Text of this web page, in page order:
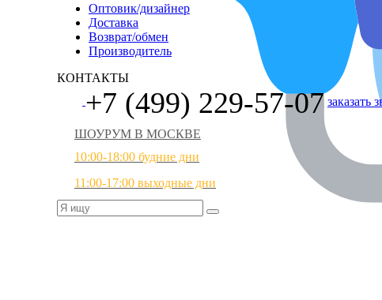
Оптовик/дизайнер
Доставка
Возврат/обмен
Производитель
КОНТАКТЫ
+7 (499) 229-57-07 заказать
ШОУРУМ В МОСКВЕ
10:00-18:00 будние дни
11:00-17:00 выходные дни